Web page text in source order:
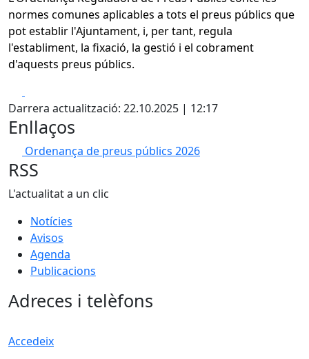
normes comunes aplicables a tots el preus públics que
pot establir l'Ajuntament, i, per tant, regula
l'establiment, la fixació, la gestió i el cobrament
d'aquests preus públics.
Darrera actualització: 22.10.2025 | 12:17
Enllaços
Ordenança de preus públics 2026
RSS
L'actualitat a un clic
Notícies
Avisos
Agenda
Publicacions
Adreces i telèfons
Accedeix